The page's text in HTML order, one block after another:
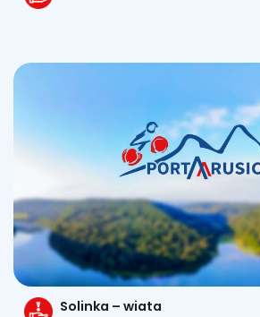
Solinka – wiata